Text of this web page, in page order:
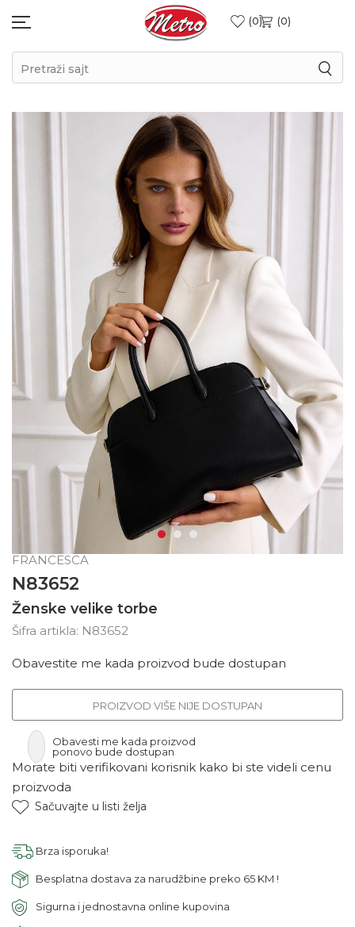
0 0
Pretraži sajt
FRANCESCA
N83652
Ženske velike torbe
Šifra artikla: N83652
Obavestite me kada proizvod bude dostupan
PROIZVOD VIŠE NIJE DOSTUPAN
Obavesti me kada proizvod
ponovo bude dostupan
Morate biti verifikovani korisnik kako bi ste videli cenu
proizvoda
Sačuvajte u listi želja
Brza isporuka!
Besplatna dostava za narudžbine preko 65 KM !
Sigurna i jednostavna online kupovina